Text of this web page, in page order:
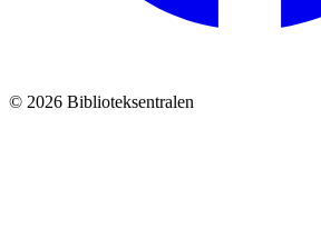
© 2026 Biblioteksentralen